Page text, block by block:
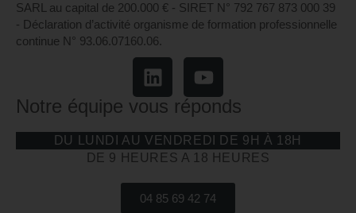
SARL au capital de 200.000 € - SIRET N° 792 767 873 000 39
- Déclaration d’activité organisme de formation professionnelle
continue N° 93.06.07160.06.
Notre équipe vous réponds
DU LUNDI AU VENDREDI DE 9H À 18H
DE 9 HEURES A 18 HEURES
04 85 69 42 74